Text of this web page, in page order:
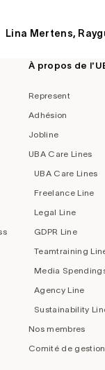
Lina Mertens,
À propos de
Represent
Adhésion
Jobline
UBA Care Lines
UBA Care Lines
Freelance Line
Legal Line
GDPR Line
Teamtraining
Media
Agency Line
Sustainability
Nos membres
Comité de gestion